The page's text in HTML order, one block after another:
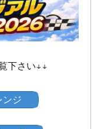
下さい↓↓
ンジ